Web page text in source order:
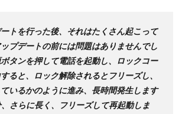
トを行った後、それはたくさん起こって
プデートの前には問題はありませんでし
タンを押して電話を起動し、ロックコー
ると、ロック解除されるとフリーズし、
いるかのように進み、長時間発生します
、さらに長く、フリーズして再起動しま